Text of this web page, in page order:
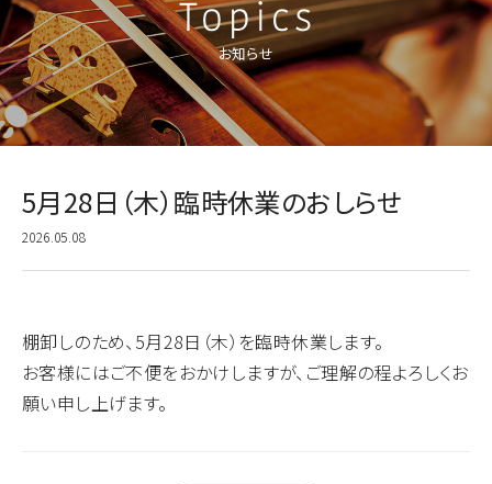
Topics
お知らせ
5月28日（木）臨時休業のおしらせ
2026.05.08
棚卸しのため、5月28日（木）を臨時休業します。
お客様にはご不便をおかけしますが、ご理解の程よろしくお
願い申し上げます。